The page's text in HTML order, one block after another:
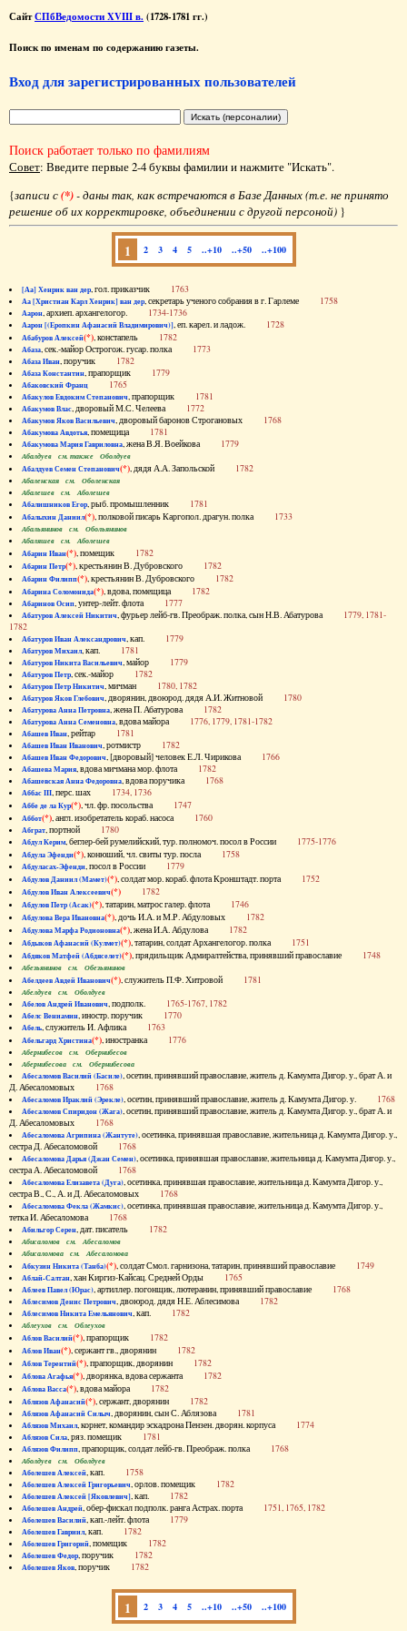
СайтСПбВедомости XVIII в. (1728-1781 гг.)
Поиск по именам по содержанию газеты.
Вход для зарегистрированных пользователей
Поиск работает только по фамилиям
Совет: Введите первые 2-4 буквы фамилии и нажмите "Искать".
{записи с(*)- даны так, как встречаются в Базе Данных (т.е. не принято
решение об их корректировке, объединении с другой персоной) }
1 2 3 4 5 ..+10 ..+50 ..+100
[Аа] Хенрик ван дер, гол. приказчик 1763
Аа [Христиан Карл Хенрик] ван дер, секретарь ученого собрания в г. Гарлеме 1758
Аарон, архиеп. архангелогор. 1734-1736
Аарон [(Еропкин Афанасий Владимирович)], еп. карел. и ладож. 1728
Абабуров Алексей(*), констапель 1782
Абаза, сек.-майор Острогож. гусар. полка 1773
Абаза Иван, поручик 1782
Абаза Константин, прапорщик 1779
Абаковский Франц 1765
Абакулов Евдоким Степанович, прапорщик 1781
Абакумов Влас, дворовый М.С. Челеева 1772
Абакумов Яков Васильевич, дворовый баронов Строгановых 1768
Абакумова Авдотья, помещица 1781
Абакумова Мария Гавриловна, жена В.Я. Воейкова 1779
Абалдуев см. также Оболдуев
Абалдуев Семен Степанович(*), дядя А.А. Запольской 1782
Абаленская см. Оболенская
Абалешев см. Аболешев
Абалишников Егор, рыб. промышленник 1781
Абалыхин Даниил(*), полковой писарь Каргопол. драгун. полка 1733
Абальянинов см. Обольянинов
Абаляшев см. Аболешев
Абарин Иван(*), помещик 1782
Абарин Петр(*), крестьянин В. Дубровского 1782
Абарин Филипп(*), крестьянин В. Дубровского 1782
Абарина Соломонида(*), вдова, помещица 1782
Абаринов Осип, унтер-лейт. флота 1777
Абатуров Алексей Никитич, фурьер лейб-гв. Преображ. полка, сын Н.В. Абатурова 1779, 1781-
1782
Абатуров Иван Александрович, кап. 1779
Абатуров Михаил, кап. 1781
Абатуров Никита Васильевич, майор 1779
Абатуров Петр, сек.-майор 1782
Абатуров Петр Никитич, мичман 1780, 1782
Абатуров Яков Глебович, дворянин, двоюрод. дядя А.И. Житновой 1780
Абатурова Анна Петровна, жена П. Абатурова 1782
Абатурова Анна Семеновна, вдова майора 1776, 1779, 1781-1782
Абашев Иван, рейтар 1781
Абашев Иван Иванович, ротмистр 1782
Абашев Иван Федорович, [дворовый] человек Е.Л. Чирикова 1766
Абашева Мария, вдова мичмана мор. флота 1782
Абашевская Анна Федоровна, вдова поручика 1768
Аббас III, перс. шах 1734, 1736
Аббе де ла Кур(*), чл. фр. посольства 1747
Аббот(*), англ. изобретатель кораб. насоса 1760
Абграт, портной 1780
Абдул Керим, беглер-бей румелийский, тур. полномоч. посол в России 1775-1776
Абдула Эфенди(*), конюший, чл. свиты тур. посла 1758
Абдуласах-Эфенди, посол в России 1779
Абдулов Даниил (Мамет)(*), солдат мор. кораб. флота Кронштадт. порта 1752
Абдулов Иван Алексеевич(*) 1782
Абдулов Петр (Асак)(*), татарин, матрос галер. флота 1746
Абдулова Вера Ивановна(*), дочь И.А. и М.Р. Абдуловых 1782
Абдулова Марфа Родионовна(*), жена И.А. Абдулова 1782
Абдыков Афанасий (Кулмет)(*), татарин, солдат Архангелогор. полка 1751
Абдяков Матфей (Абдяселет)(*), прядильщик Адмиралтейства, принявший православие 1748
Абезьянинов см. Обезьянинов
Абелдеев Авдей Иванович(*), служитель П.Ф. Хитровой 1781
Абелдуев см. Оболдуев
Абелов Андрей Иванович, подполк. 1765-1767, 1782
Абелс Вениамин, иностр. поручик 1770
Абель, служитель И. Афлика 1763
Абельгард Христина(*), иностранка 1776
Абернибесов см. Обернибесов
Абернибесова см. Обернибесова
Абесаломов Василий (Басиле), осетин, принявший православие, житель д. Камумта Дигор. у., брат А. и
Д. Абесаломовых 1768
Абесаломов Ираклий (Эрекле), осетин, принявший православие, житель д. Камумта Дигор. у. 1768
Абесаломов Спиридон (Жага), осетин, принявший православие, житель д. Камумта Дигор. у., брат А. и
Д. Абесаломовых 1768
Абесаломова Агрипина (Жантуте), осетинка, принявшая православие, жительница д. Камумта Дигор. у.,
сестра Д. Абесаломовой 1768
Абесаломова Дарья (Джан Семен), осетинка, принявшая православие, жительница д. Камумта Дигор. у.,
сестра А. Абесаломовой 1768
Абесаломова Елизавета (Дуга), осетинка, принявшая православие, жительница д. Камумта Дигор. у.,
сестра В., С., А. и Д. Абесаломовых 1768
Абесаломова Фекла (Жамкис), осетинка, принявшая православие, жительница д. Камумта Дигор. у.,
тетка И. Абесаломова 1768
Абильгор Серен, дат. писатель 1782
Абисаломов см. Абесаломов
Абисаломова см. Абесаломова
Абкузин Никита (Танба)(*), солдат Смол. гарнизона, татарин, принявший православие 1749
Аблай-Салтан, хан Киргиз-Кайсац. Средней Орды 1765
Аблеев Павел (Юрас), артиллер. погонщик, лютеранин, принявший православие 1768
Аблесимов Денис Петрович, двоюрод. дядя Н.Е. Аблесимова 1782
Аблесимов Никита Емельянович, кап. 1782
Аблеухов см. Облеухов
Аблов Василий(*), прапорщик 1782
Аблов Иван(*), сержант гв., дворянин 1782
Аблов Терентий(*), прапорщик, дворянин 1782
Аблова Агафья(*), дворянка, вдова сержанта 1782
Аблова Васса(*), вдова майора 1782
Аблязов Афанасий(*), сержант, дворянин 1782
Аблязов Афанасий Силыч, дворянин, сын С. Аблязова 1781
Аблязов Михаил, корнет, командир эскадрона Пензен. дворян. корпуса 1774
Аблязов Сила, ряз. помещик 1781
Аблязов Филипп, прапорщик, солдат лейб-гв. Преображ. полка 1768
Аболдуев см. Оболдуев
Аболешев Алексей, кап. 1758
Аболешев Алексей Григорьевич, орлов. помещик 1782
Аболешев Алексей [Яковлевич], кап. 1782
Аболешев Андрей, обер-фискал подполк. ранга Астрах. порта 1751, 1765, 1782
Аболешев Василий, кап.-лейт. флота 1779
Аболешев Гавриил, кап. 1782
Аболешев Григорий, помещик 1782
Аболешев Федор, поручик 1782
Аболешев Яков, поручик 1782
1 2 3 4 5 ..+10 ..+50 ..+100